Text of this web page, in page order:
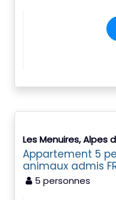
Les Menuires, Alpes
Appartement 5
animaux admis
5 personnes